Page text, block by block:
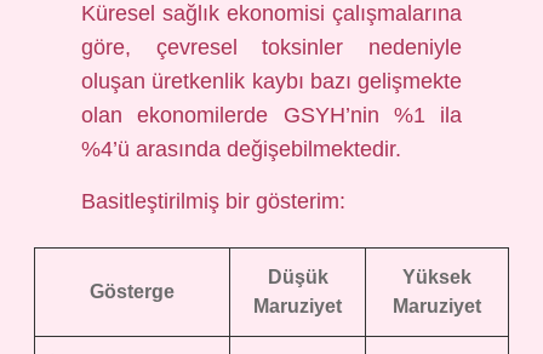
Küresel sağlık ekonomisi çalışmalarına
göre, çevresel toksinler nedeniyle
oluşan üretkenlik kaybı bazı gelişmekte
olan ekonomilerde GSYH’nin %1 ila
%4’ü arasında değişebilmektedir.
Basitleştirilmiş bir gösterim:
Gösterge
Düşük
Maruziyet
Yüksek
Maruziyet